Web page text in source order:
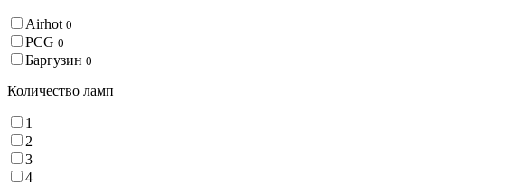
Airhot 0
PCG 0
Баргузин 0
Количество ламп
1
2
3
4